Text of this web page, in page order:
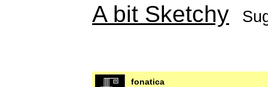
A bit Sketchy
fonatica